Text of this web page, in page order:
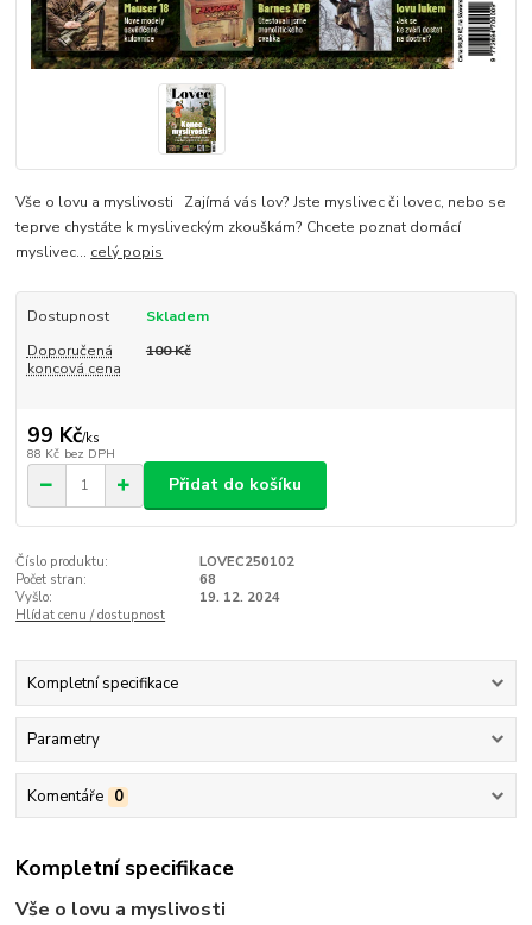
Vše o lovu a myslivosti Zajímá vás lov? Jste myslivec či lovec, nebo se
teprve chystáte k mysliveckým zkouškám? Chcete poznat domácí
myslivec... celý popis
Dostupnost
Skladem
Doporučená
koncová cena
100 Kč
99 Kč/ks
88 Kč bez DPH
Přidat do košíku
Číslo produktu:
LOVEC250102
Počet stran:
68
Vyšlo:
19. 12. 2024
Hlídat cenu / dostupnost
Kompletní specifikace
Parametry
Komentáře 0
Kompletní specifikace
Vše o lovu a myslivosti